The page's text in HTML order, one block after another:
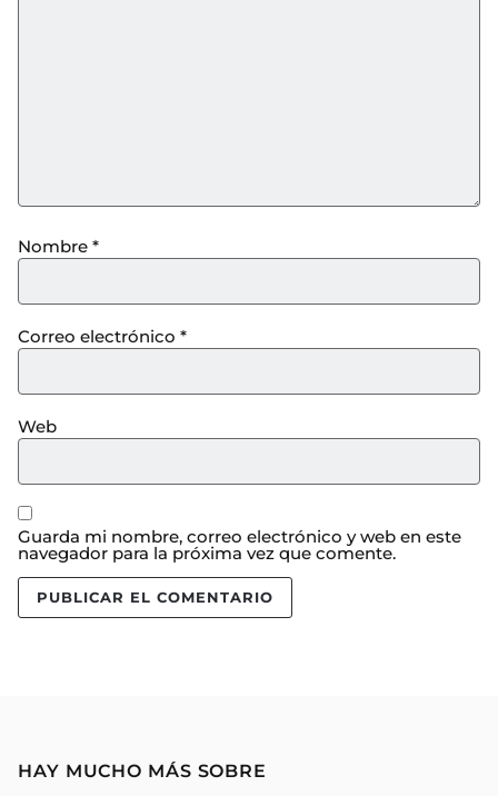
Nombre *
Correo electrónico *
Web
Guarda mi nombre, correo electrónico y web en este
navegador para la próxima vez que comente.
HAY MUCHO MÁS SOBRE